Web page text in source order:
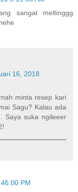
sangat meltinggg
16, 2018
minta resep kari
Sagu? Kalau ada
Saya suka ngileeer
PM